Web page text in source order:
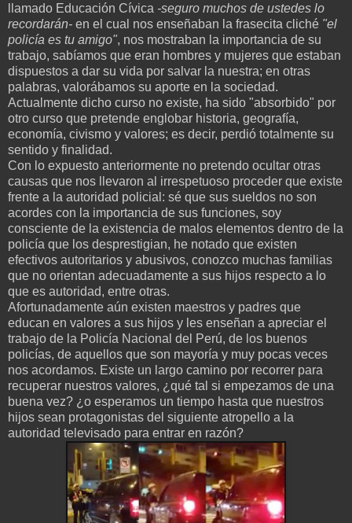
llamado Educación Cívica -seguro muchos de ustedes lo
recordarán- en el cual nos enseñaban la frasecita cliché "el
policía es tu amigo", nos mostraban la importancia de su
trabajo, sabíamos que eran hombres y mujeres que estaban
dispuestos a dar su vida por salvar la nuestra; en otras
palabras, valorábamos su aporte en la sociedad.
Actualmente dicho curso no existe, ha sido "absorbido" por
otro curso que pretende englobar historia, geografía,
economía, civismo y valores; es decir, perdió totalmente su
sentido y finalidad.
Con lo expuesto anteriormente no pretendo ocultar otras
causas que nos llevaron al irrespetuoso proceder que existe
frente a la autoridad policial: sé que sus sueldos no son
acordes con la importancia de sus funciones, soy
consciente de la existencia de malos elementos dentro de la
policía que los desprestigian, he notado que existen
efectivos autoritarios y abusivos, conozco muchas familias
que no orientan adecuadamente a sus hijos respecto a lo
que es autoridad, entre otras.
Afortunadamente aún existen maestros y padres que
educan en valores a sus hijos y les enseñan a apreciar el
trabajo de la Policía Nacional del Perú, de los buenos
policías, de aquellos que son mayoría y muy pocas veces
nos acordamos. Existe un largo camino por recorrer para
recuperar nuestros valores, ¿qué tal si empezamos de una
buena vez? ¿o esperamos un tiempo hasta que nuestros
hijos sean protagonistas del siguiente atropello a la
autoridad televisado para entrar en razón?